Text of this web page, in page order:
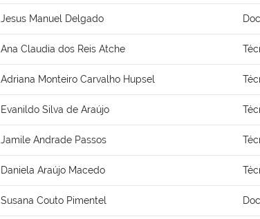
Jesus Manuel Delgado
Ana Claudia dos Reis Atche
Adriana Monteiro Carvalho Hupsel
Evanildo Silva de Araújo
Jamile Andrade Passos
Daniela Araújo Macedo
Susana Couto Pimentel